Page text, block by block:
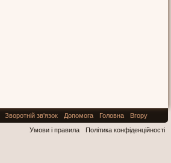
Зворотній зв'язок Допомога Головна
Вгору
Умови і правила
Політика конфіденційності